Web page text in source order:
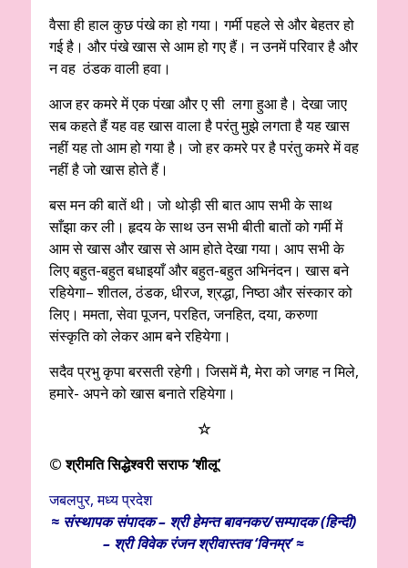
वैसा ही हाल कुछ पंखे का हो गया। गर्मी पहले से और बेहतर हो
गई है। और पंखे खास से आम हो गए हैं। न उनमें परिवार है और
न वह ठंडक वाली हवा।
आज हर कमरे में एक पंखा और ए सी लगा हुआ है। देखा जाए
सब कहते हैं यह वह खास वाला है परंतु मुझे लगता है यह खास
नहीं यह तो आम हो गया है। जो हर कमरे पर है परंतु कमरे में वह
नहीं है जो खास होते हैं।
बस मन की बातें थी। जो थोड़ी सी बात आप सभी के साथ
साँझा कर ली। हृदय के साथ उन सभी बीती बातों को गर्मी में
आम से खास और खास से आम होते देखा गया। आप सभी के
लिए बहुत-बहुत बधाइयाँ और बहुत-बहुत अभिनंदन। खास बने
रहियेगा– शीतल, ठंडक, धीरज, श्रद्धा, निष्ठा और संस्कार को
लिए। ममता, सेवा पूजन, परहित, जनहित, दया, करुणा
संस्कृति को लेकर आम बने रहियेगा।
सदैव प्रभु कृपा बरसती रहेगी। जिसमें मै, मेरा को जगह न मिले,
हमारे- अपने को खास बनाते रहियेगा।
☆
© श्रीमति सिद्धेश्वरी सराफ ‘शीलू’
जबलपुर, मध्य प्रदेश
≈ संस्थापक संपादक – श्री हेमन्त बावनकर/सम्पादक (हिन्दी)
– श्री विवेक रंजन श्रीवास्तव ‘विनम्र’ ≈